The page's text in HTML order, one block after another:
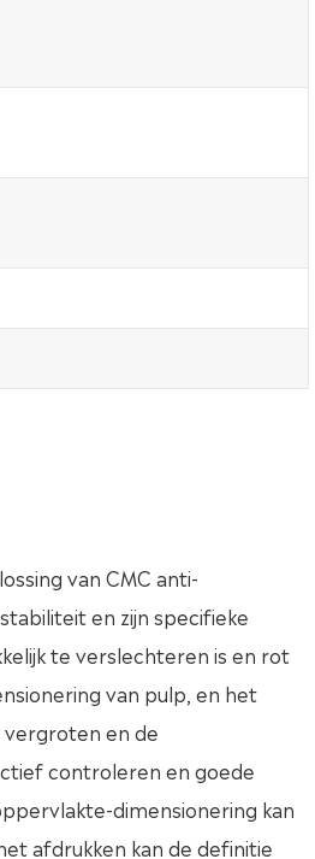
van CMC anti-
en zijn specifieke
te verslechteren is en rot
van pulp, en het
en de
controleren en goede
dimensionering kan
afdrukken kan de definitie